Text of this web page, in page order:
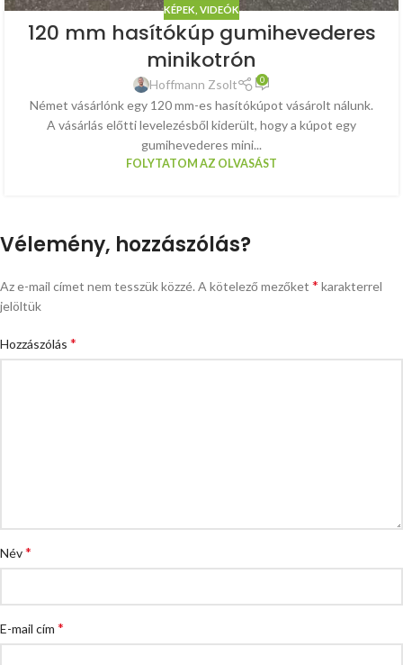
KÉPEK, VIDEÓK
120 mm hasítókúp gumihevederes
minikotrón
Hoffmann Zsolt 0
Német vásárlónk egy 120 mm-es hasítókúpot vásárolt nálunk.
A vásárlás előtti levelezésből kiderült, hogy a kúpot egy
gumihevederes mini...
FOLYTATOM AZ OLVASÁST
Vélemény, hozzászólás?
Az e-mail címet nem tesszük közzé.A kötelező mezőket * karakterrel
jelöltük
Hozzászólás *
Név*
E-mail cím *